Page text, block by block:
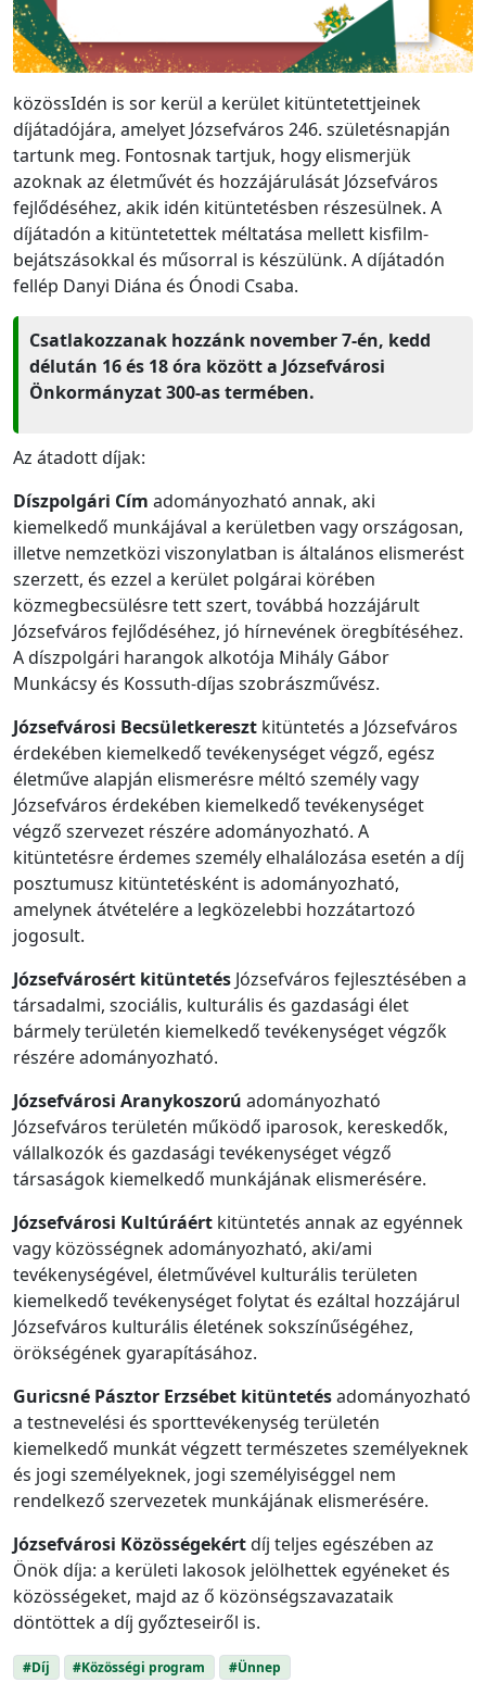
közössIdén is sor kerül a kerület kitüntetettjeinek
díjátadójára, amelyet Józsefváros 246. születésnapján
tartunk meg. Fontosnak tartjuk, hogy elismerjük
azoknak az életművét és hozzájárulását Józsefváros
fejlődéséhez, akik idén kitüntetésben részesülnek. A
díjátadón a kitüntetettek méltatása mellett kisfilm-
bejátszásokkal és műsorral is készülünk. A díjátadón
fellép Danyi Diána és Ónodi Csaba.
Csatlakozzanak hozzánk november 7-én, kedd
délután 16 és 18 óra között a Józsefvárosi
Önkormányzat 300-as termében.
Az átadott díjak:
Díszpolgári Cím adományozható annak, aki
kiemelkedő munkájával a kerületben vagy országosan,
illetve nemzetközi viszonylatban is általános elismerést
szerzett, és ezzel a kerület polgárai körében
közmegbecsülésre tett szert, továbbá hozzájárult
Józsefváros fejlődéséhez, jó hírnevének öregbítéséhez.
A díszpolgári harangok alkotója Mihály Gábor
Munkácsy és Kossuth-díjas szobrászművész.
Józsefvárosi Becsületkereszt kitüntetés a Józsefváros
érdekében kiemelkedő tevékenységet végző, egész
életműve alapján elismerésre méltó személy vagy
Józsefváros érdekében kiemelkedő tevékenységet
végző szervezet részére adományozható. A
kitüntetésre érdemes személy elhalálozása esetén a díj
posztumusz kitüntetésként is adományozható,
amelynek átvételére a legközelebbi hozzátartozó
jogosult.
Józsefvárosért kitüntetés Józsefváros fejlesztésében a
társadalmi, szociális, kulturális és gazdasági élet
bármely területén kiemelkedő tevékenységet végzők
részére adományozható.
Józsefvárosi Aranykoszorú adományozható
Józsefváros területén működő iparosok, kereskedők,
vállalkozók és gazdasági tevékenységet végző
társaságok kiemelkedő munkájának elismerésére.
Józsefvárosi Kultúráért kitüntetés annak az egyénnek
vagy közösségnek adományozható, aki/ami
tevékenységével, életművével kulturális területen
kiemelkedő tevékenységet folytat és ezáltal hozzájárul
Józsefváros kulturális életének sokszínűségéhez,
örökségének gyarapításához.
Guricsné Pásztor Erzsébet kitüntetésadományozható
a testnevelési és sporttevékenység területén
kiemelkedő munkát végzett természetes személyeknek
és jogi személyeknek, jogi személyiséggel nem
rendelkező szervezetek munkájának elismerésére.
Józsefvárosi Közösségekértdíj teljes egészében az
Önök díja: a kerületi lakosok jelölhettek egyéneket és
közösségeket, majd az ő közönségszavazataik
döntöttek a díj győzteseiről is.
#Díj #Közösségi program #Ünnep